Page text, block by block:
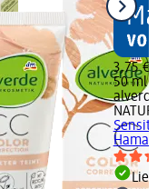
3,75 €
50 ml
alverde